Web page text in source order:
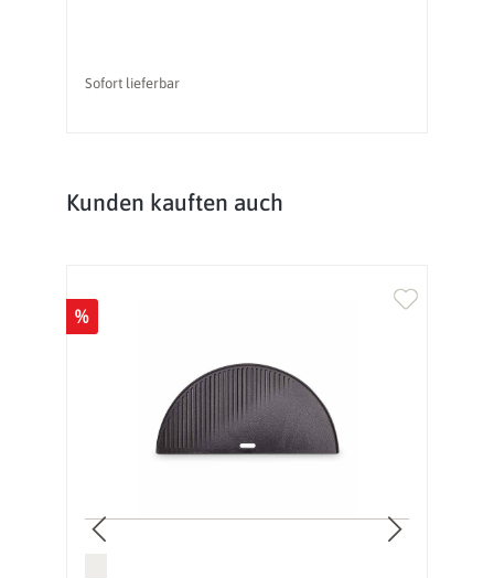
Sofort lieferbar
Produktgalerie überspringen
Kunden kauften auch
%